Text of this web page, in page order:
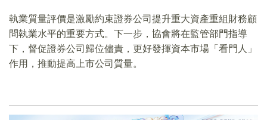
執業質量評價是激勵約束證券公司提升重大資產重組財務顧
問執業水平的重要方式。下一步，協會將在監管部門指導
下，督促證券公司歸位儘責，更好發揮資本市場「看門人」
作用，推動提高上市公司質量。